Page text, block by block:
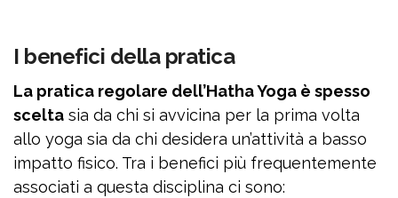
I benefici della pratica
La pratica regolare dell’Hatha Yoga è spesso
scelta sia da chi si avvicina per la prima volta
allo yoga sia da chi desidera un’attività a basso
impatto fisico. Tra i benefici più frequentemente
associati a questa disciplina ci sono: